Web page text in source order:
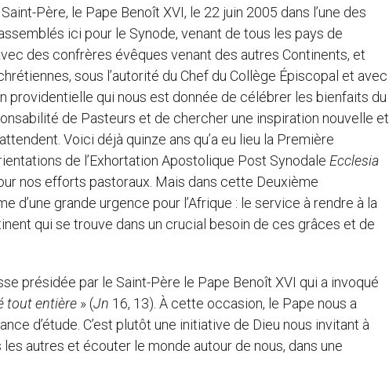
Père, le Pape Benoît XVI, le 22 juin 2005 dans l’une des
ici pour le Synode, venant de tous les pays de
des confrères évêques venant des autres Continents, et
sous l’autorité du Chef du Collège Épiscopal et avec
providentielle qui nous est donnée de célébrer les bienfaits du
de Pasteurs et de chercher une inspiration nouvelle et
Voici déjà quinze ans qu’a eu lieu la Première
de l’Exhortation Apostolique Post Synodale Ecclesia
nos efforts pastoraux. Mais dans cette Deuxième
d’une grande urgence pour l’Afrique : le service à rendre à la
qui se trouve dans un crucial besoin de ces grâces et de
présidée par le Saint-Père le Pape Benoît XVI qui a invoqué
tout entière » (Jn 16, 13). À cette occasion, le Pape nous a
d’étude. C’est plutôt une initiative de Dieu nous invitant à
autres et écouter le monde autour de nous, dans une